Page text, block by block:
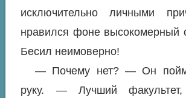
исключительно личными
нравился фоне высокомерный
Бесил неимоверно!
— Почему нет? — Он
руку. — Лучший факультет,